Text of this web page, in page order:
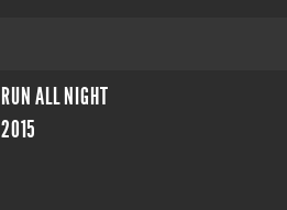
RUN ALL NIGHT
2015